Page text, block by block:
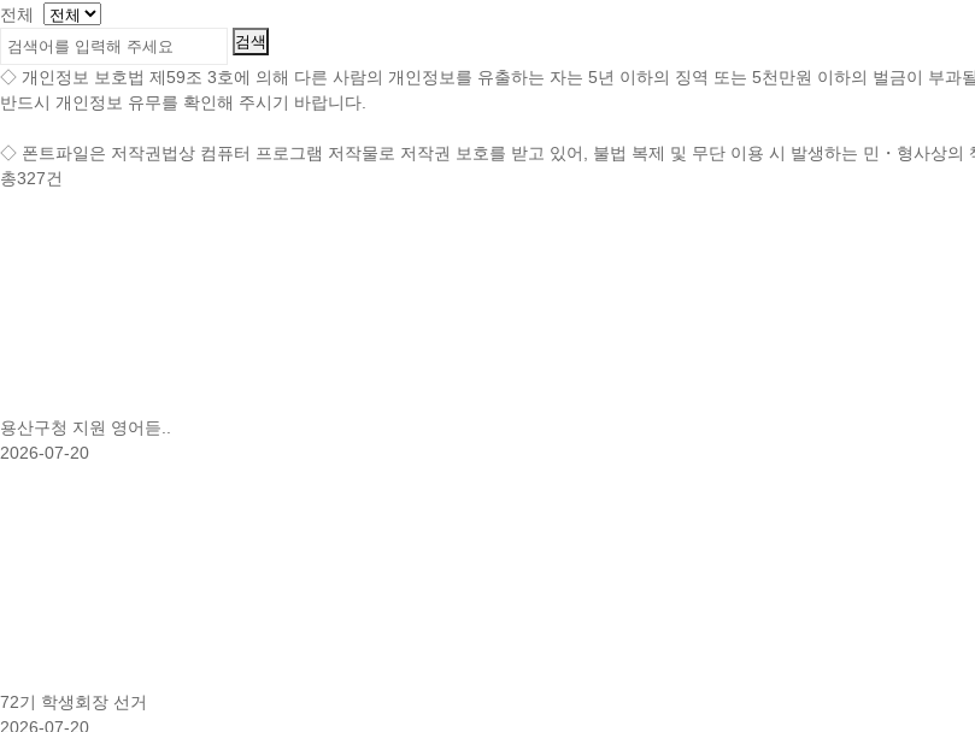
전체
◇ 개인정보 보호법 제59조 3호에 의해 다른 사람의 개인정보를 유출하는 자는 5년 이하의 징역 또는 5천만원 이하의 벌금이 부
반드시 개인정보 유무를 확인해 주시기 바랍니다.
◇ 폰트파일은 저작권법상 컴퓨터 프로그램 저작물로 저작권 보호를 받고 있어, 불법 복제 및 무단 이용 시 발생하는 민・형사상의
총327건
용산구청 지원 영어듣..
2026-07-20
72기 학생회장 선거
2026-07-20